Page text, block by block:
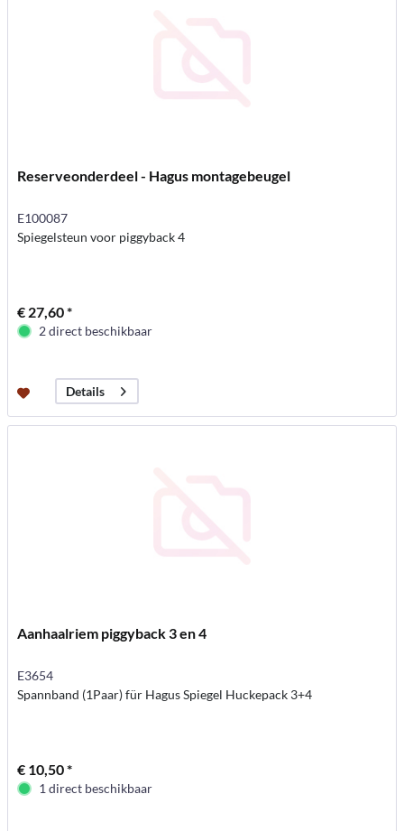
Reserveonderdeel - Hagus montagebeugel
E100087
Spiegelsteun voor piggyback 4
€ 27,60 *
2 direct beschikbaar
Details
Aanhaalriem piggyback 3 en 4
E3654
Spannband (1Paar) für Hagus Spiegel Huckepack 3+4
€ 10,50 *
1 direct beschikbaar